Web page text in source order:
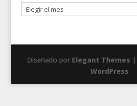
Publicaciones
por
Diseñado por Elegant Themes
WordPress